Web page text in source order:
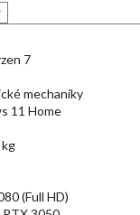
7
mechaniky
11 Home
kg
(Full HD)